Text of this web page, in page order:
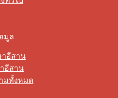
มูล
อีสาน
อีสาน
มทั้งหมด